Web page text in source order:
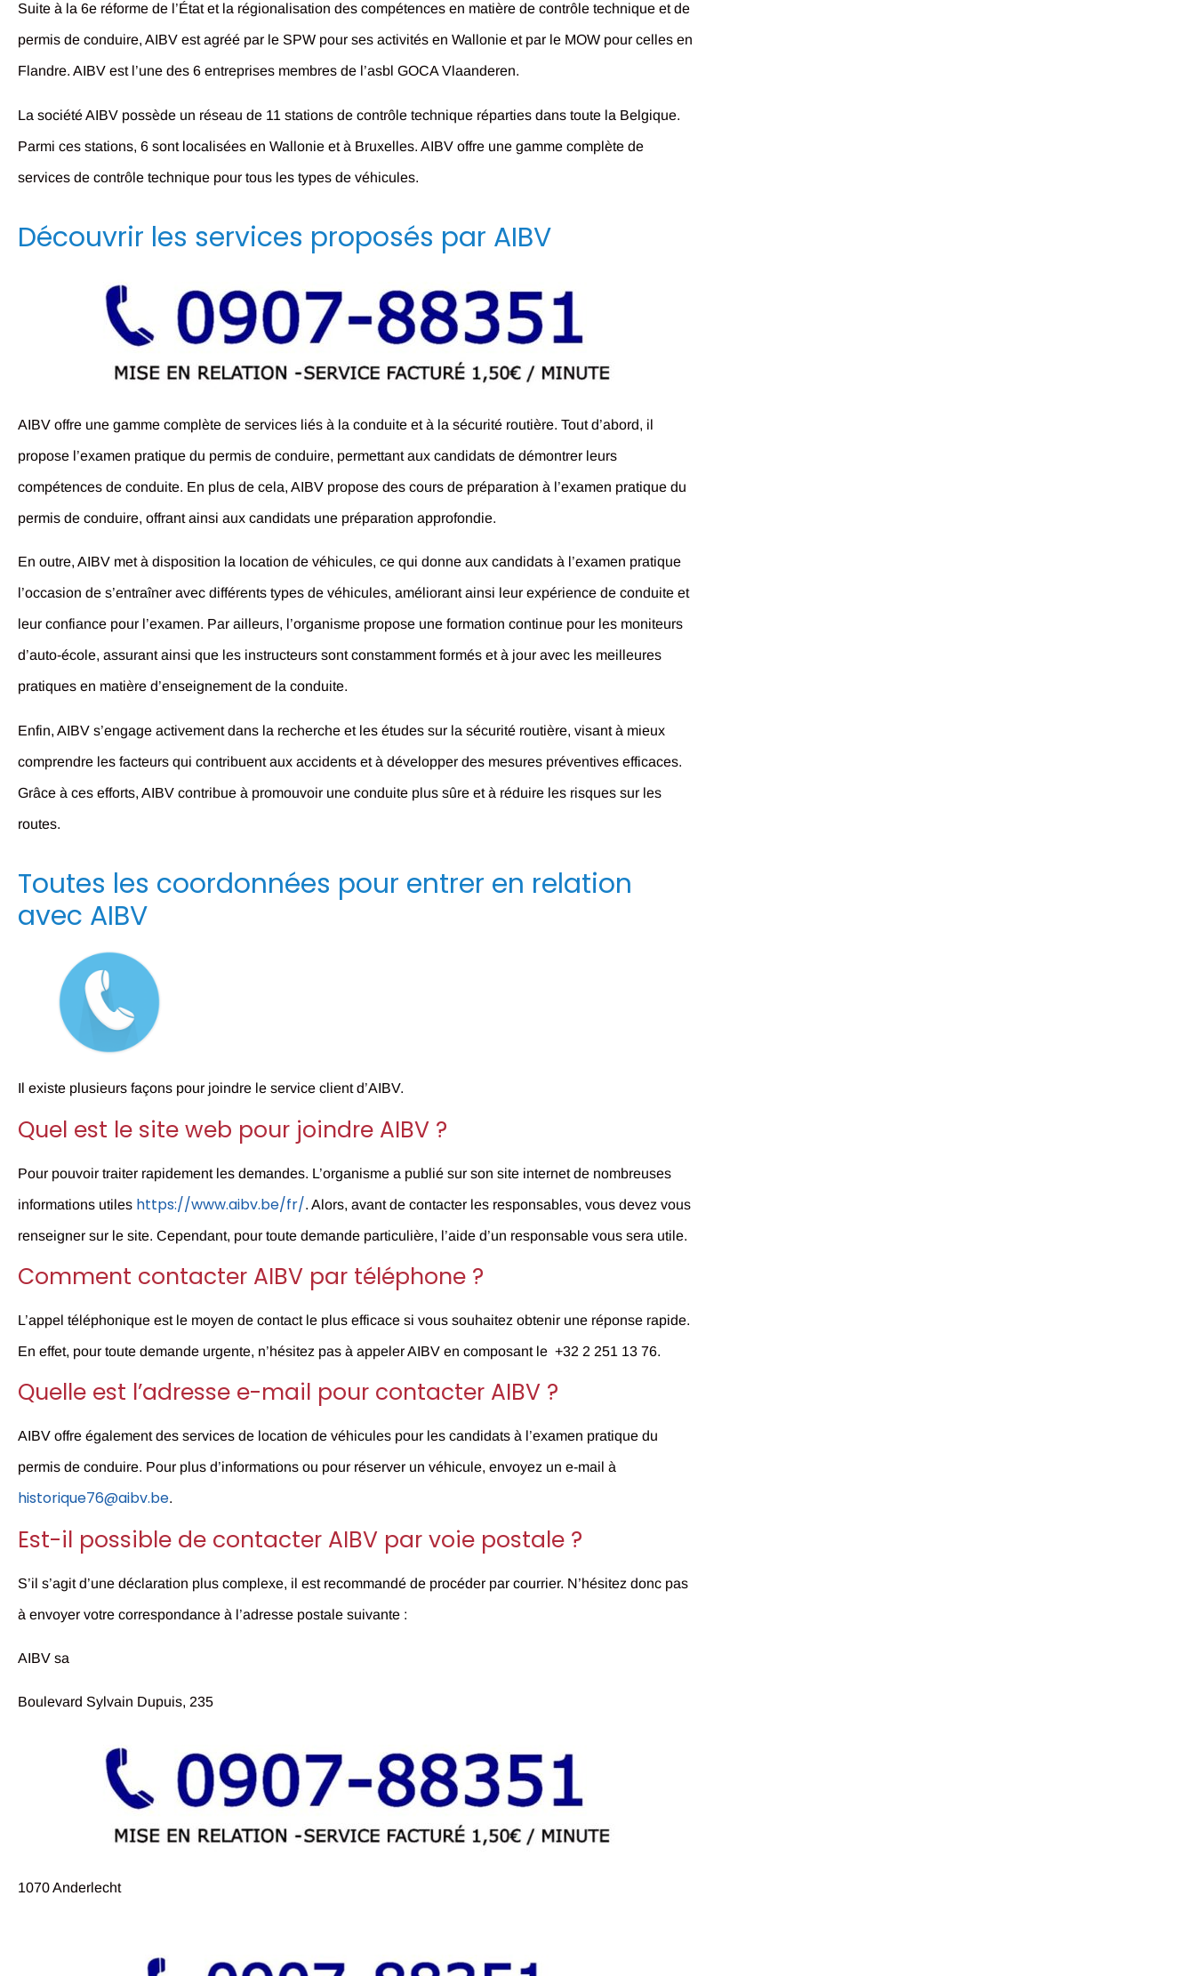
Suite à la 6e réforme de l’État et la régionalisation des compétences en matière de contrôle technique et de
permis de conduire, AIBV est agréé par le SPW pour ses activités en Wallonie et par le MOW pour celles en
Flandre. AIBV est l’une des 6 entreprises membres de l’asbl GOCA Vlaanderen.
La société AIBV possède un réseau de 11 stations de contrôle technique réparties dans toute la Belgique.
Parmi ces stations, 6 sont localisées en Wallonie et à Bruxelles. AIBV offre une gamme complète de
services de contrôle technique pour tous les types de véhicules.
Découvrir les services proposés par AIBV
AIBV offre une gamme complète de services liés à la conduite et à la sécurité routière. Tout d’abord, il
propose l’examen pratique du permis de conduire, permettant aux candidats de démontrer leurs
compétences de conduite. En plus de cela, AIBV propose des cours de préparation à l’examen pratique du
permis de conduire, offrant ainsi aux candidats une préparation approfondie.
En outre, AIBV met à disposition la location de véhicules, ce qui donne aux candidats à l’examen pratique
l’occasion de s’entraîner avec différents types de véhicules, améliorant ainsi leur expérience de conduite et
leur confiance pour l’examen. Par ailleurs, l’organisme propose une formation continue pour les moniteurs
d’auto-école, assurant ainsi que les instructeurs sont constamment formés et à jour avec les meilleures
pratiques en matière d’enseignement de la conduite.
Enfin, AIBV s’engage activement dans la recherche et les études sur la sécurité routière, visant à mieux
comprendre les facteurs qui contribuent aux accidents et à développer des mesures préventives efficaces.
Grâce à ces efforts, AIBV contribue à promouvoir une conduite plus sûre et à réduire les risques sur les
routes.
Toutes les coordonnées pour entrer en relation
avec AIBV
Il existe plusieurs façons pour joindre le service client d’AIBV.
Quel est le site web pour joindre AIBV ?
Pour pouvoir traiter rapidement les demandes. L’organisme a publié sur son site internet de nombreuses
informations utiles https://www.aibv.be/fr/. Alors, avant de contacter les responsables, vous devez vous
renseigner sur le site. Cependant, pour toute demande particulière, l’aide d’un responsable vous sera utile.
Comment contacter AIBV par téléphone ?
L’appel téléphonique est le moyen de contact le plus efficace si vous souhaitez obtenir une réponse rapide.
En effet, pour toute demande urgente, n’hésitez pas à appeler AIBV en composant le +32 2 251 13 76.
Quelle est l’adresse e-mail pour contacter AIBV ?
AIBV offre également des services de location de véhicules pour les candidats à l’examen pratique du
permis de conduire. Pour plus d’informations ou pour réserver un véhicule, envoyez un e-mail à
historique76@aibv.be.
Est-il possible de contacter AIBV par voie postale ?
S’il s’agit d’une déclaration plus complexe, il est recommandé de procéder par courrier. N’hésitez donc pas
à envoyer votre correspondance à l’adresse postale suivante :
AIBV sa
Boulevard Sylvain Dupuis, 235
1070 Anderlecht